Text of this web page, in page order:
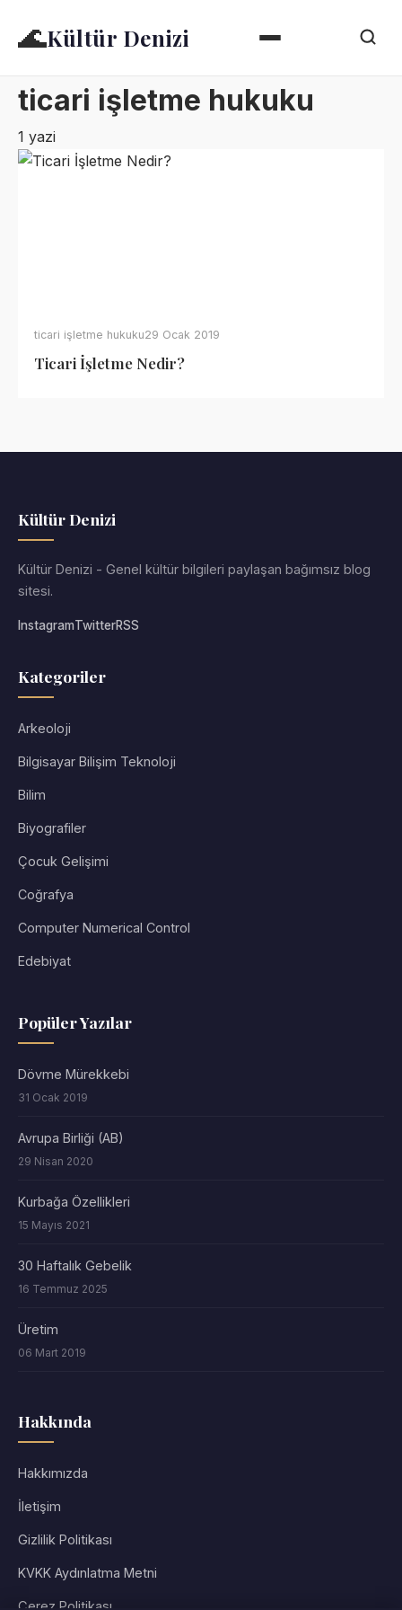
🌊Kültür Denizi
ticari işletme hukuku
1 yazi
ticari işletme hukuku29 Ocak 2019
Ticari İşletme Nedir?
Kültür Denizi
Kültür Denizi - Genel kültür bilgileri paylaşan bağımsız blog
sitesi.
InstagramTwitterRSS
Kategoriler
Arkeoloji
Bilgisayar Bilişim Teknoloji
Bilim
Biyografiler
Çocuk Gelişimi
Coğrafya
Computer Numerical Control
Edebiyat
Popüler Yazılar
Dövme Mürekkebi
31 Ocak 2019
Avrupa Birliği (AB)
29 Nisan 2020
Kurbağa Özellikleri
15 Mayıs 2021
30 Haftalık Gebelik
16 Temmuz 2025
Üretim
06 Mart 2019
Hakkında
Hakkımızda
İletişim
Gizlilik Politikası
KVKK Aydınlatma Metni
Çerez Politikası